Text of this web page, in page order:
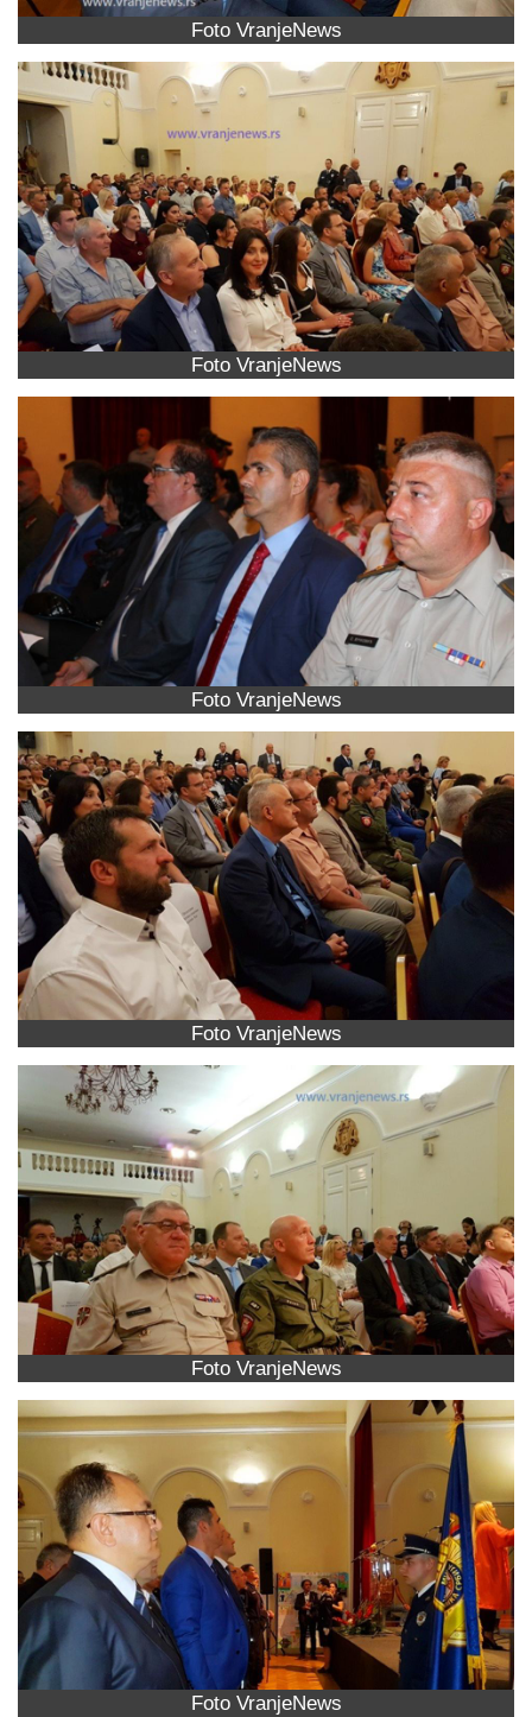
Foto VranjeNews
Foto VranjeNews
Foto VranjeNews
Foto VranjeNews
Foto VranjeNews
Foto VranjeNews